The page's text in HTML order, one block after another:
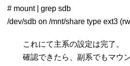
# mount | grep sdb
/dev/sdb on /mnt/share type ext3
これにて主系の設定は完了。
確認できたら、副系でもマウン